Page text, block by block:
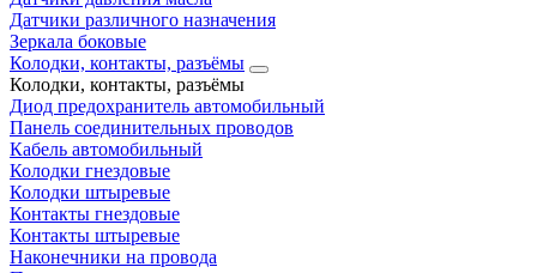
Датчики различного назначения
Зеркала боковые
Колодки, контакты, разъёмы
Колодки, контакты, разъёмы
Диод предохранитель автомобильный
Панель соединительных проводов
Кабель автомобильный
Колодки гнездовые
Колодки штыревые
Контакты гнездовые
Контакты штыревые
Наконечники на провода